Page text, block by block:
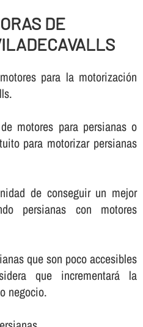
DE
para la motorización
motores para persianas o
para motorizar persianas
de conseguir un mejor
persianas con motores
que son poco accesibles
que incrementará la
negocio.